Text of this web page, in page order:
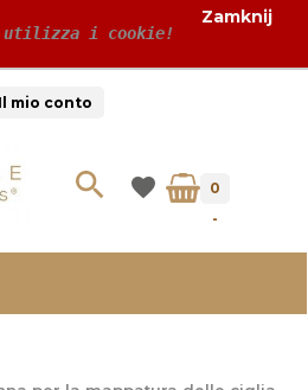
utilizza i cookie!
Zamknij
Il mio conto
0
-